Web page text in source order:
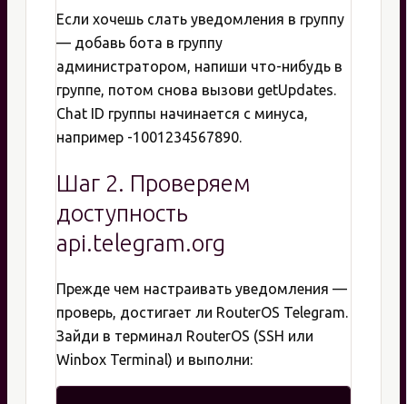
Если хочешь слать уведомления в группу
— добавь бота в группу
администратором, напиши что-нибудь в
группе, потом снова вызови getUpdates.
Chat ID группы начинается с минуса,
например -1001234567890.
Шаг 2. Проверяем
доступность
api.telegram.org
Прежде чем настраивать уведомления —
проверь, достигает ли RouterOS Telegram.
Зайди в терминал RouterOS (SSH или
Winbox Terminal) и выполни: